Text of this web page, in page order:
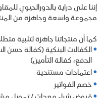
إننا على دراية بالدورالحيوي
مجموعة واسعة وجاهزة من
كما أن منتجاتنا جاهزة لتلبية
الكفالات البنكية (كفالة حسن
الدفع، كفالة التأمين)
اعتمادات مستندية
خصم الفواتير